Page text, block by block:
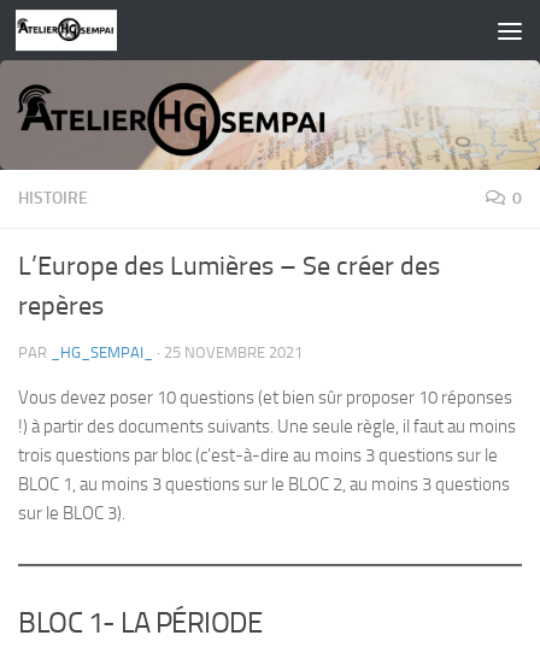
Skip to content
HISTOIRE 0
L’Europe des Lumières – Se créer des
repères
PAR _HG_SEMPAI_ · 25 NOVEMBRE 2021
Vous devez poser 10 questions (et bien sûr proposer 10 réponses
!) à partir des documents suivants. Une seule règle, il faut au moins
trois questions par bloc (c’est-à-dire au moins 3 questions sur le
BLOC 1, au moins 3 questions sur le BLOC 2, au moins 3 questions
sur le BLOC 3).
BLOC 1- LA PÉRIODE